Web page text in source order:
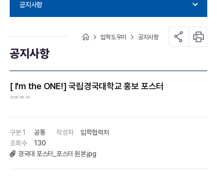
공지사항
입학도우미 공지사항
공지사항
[ I'm the ONE!] 국립경국대학교 홍보 포스터
2026-06-29
구분 1 공통 작성자
입학협력처
조회수
130
경국대 포스터_포스터 원본.jpg